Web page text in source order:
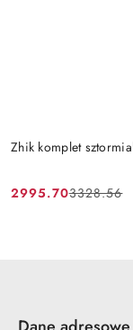
Zhik komplet
Cena
2995.70
Cena
3328.56